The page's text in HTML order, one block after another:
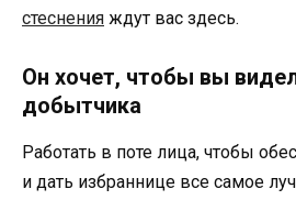
стеснения ждут вас здесь.
Он хочет, чтобы вы
добытчика
Работать в поте лица, чтобы
и дать избраннице все самое